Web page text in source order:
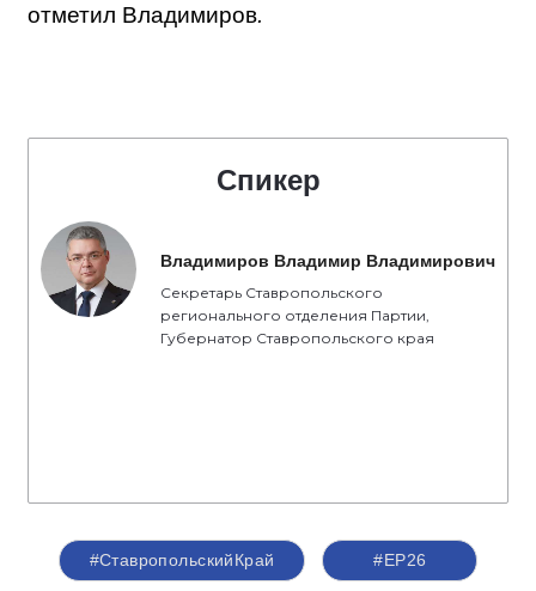
отметил Владимиров.
Спикер
Владимиров Владимир Владимирович
Секретарь Ставропольского
регионального отделения Партии,
Губернатор Ставропольского края
#СтавропольскийКрай #ЕР26